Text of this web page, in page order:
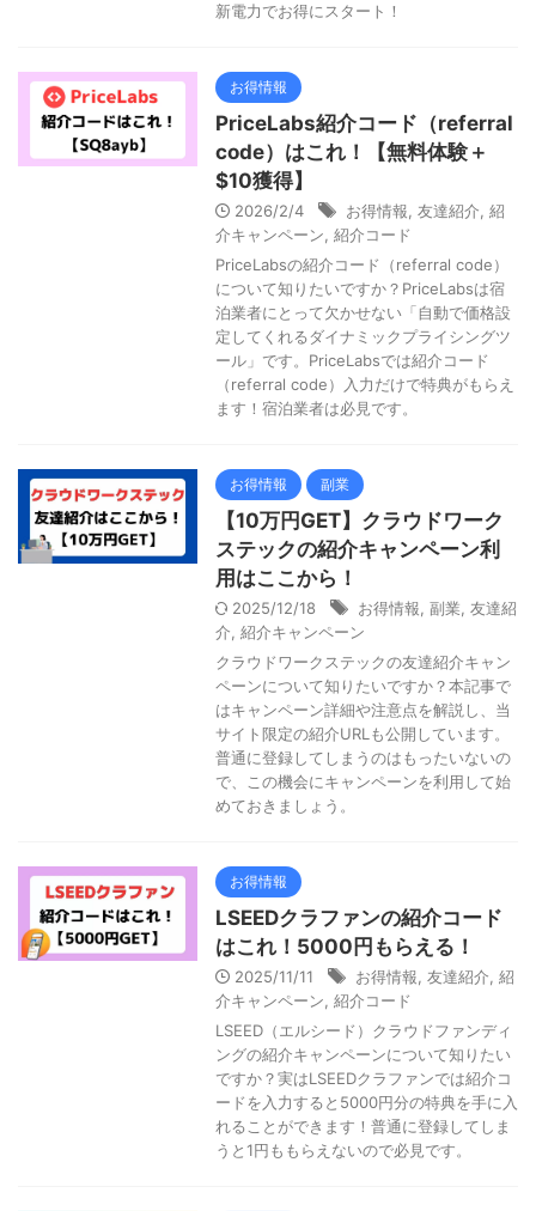
新電力でお得にスタート！
お得情報
PriceLabs紹介コード（referral
code）はこれ！【無料体験＋
$10獲得】
2026/2/4 お得情報 友達紹介 紹
介キャンペーン 紹介コード
PriceLabsの紹介コード（referral code）
について知りたいですか？PriceLabsは宿
泊業者にとって欠かせない「自動で価格設
定してくれるダイナミックプライシングツ
ール」です。PriceLabsでは紹介コード
（referral code）入力だけで特典がもらえ
ます！宿泊業者は必見です。
お得情報 副業
【10万円GET】クラウドワーク
ステックの紹介キャンペーン利
用はここから！
2025/12/18 お得情報 副業 友達紹
介 紹介キャンペーン
クラウドワークステックの友達紹介キャン
ペーンについて知りたいですか？本記事で
はキャンペーン詳細や注意点を解説し、当
サイト限定の紹介URLも公開しています。
普通に登録してしまうのはもったいないの
で、この機会にキャンペーンを利用して始
めておきましょう。
お得情報
LSEEDクラファンの紹介コード
はこれ！5000円もらえる！
2025/11/11 お得情報 友達紹介 紹
介キャンペーン 紹介コード
LSEED（エルシード）クラウドファンディ
ングの紹介キャンペーンについて知りたい
ですか？実はLSEEDクラファンでは紹介コ
ードを入力すると5000円分の特典を手に入
れることができます！普通に登録してしま
うと1円ももらえないので必見です。